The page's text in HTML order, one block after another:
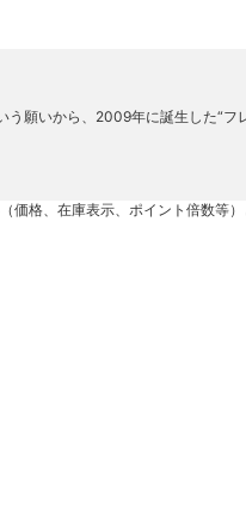
願いから、2009年に誕生した“フ
価格、在庫表示、ポイント倍数等